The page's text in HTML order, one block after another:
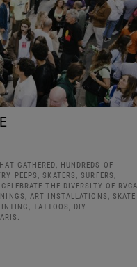
GATHERED, HUNDREDS OF
PEEPS, SKATERS, SURFERS,
THE DIVERSITY OF
ART INSTALLATIONS, SKATE
TATTOOS, DIY